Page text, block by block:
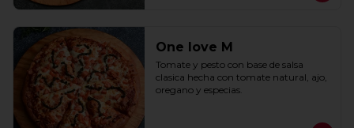
One love M
Tomate y pesto con base de salsa
clasica hecha con tomate natural, ajo,
oregano y especias.